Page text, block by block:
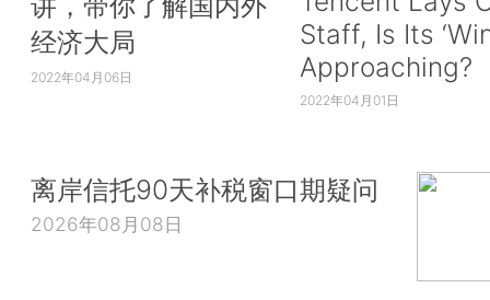
经济大局
2022年04月06日
Staff, Is Its
Approaching?
2022年04月01日
离岸信托90天补税窗口期疑问
2026年08月08日